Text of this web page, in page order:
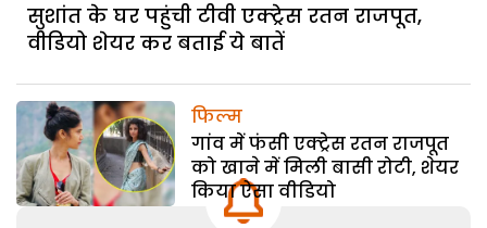
सुशांत के घर पहुंची टीवी एक्ट्रेस रतन राजपूत,
वीडियो शेयर कर बताई ये बातें
फिल्म
गांव में फंसी एक्ट्रेस रतन राजपूत
को खाने में मिली बासी रोटी, शेयर
किया ऐसा वीडियो